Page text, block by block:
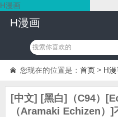
H漫画
H漫画
您现在的位置是： 首页 > H
[中文] [黑白]（C94）
（Aramaki Echizen）]